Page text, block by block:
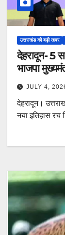
उत्तराखंड की बड़ी खबर
देहरादून- 5
भाजपा
JULY 4,
देहरादून।
नया इतिहास